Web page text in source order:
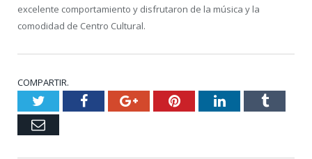
excelente comportamiento y disfrutaron de la música y la
comodidad de Centro Cultural.
COMPARTIR.
TwitterFacebookGoogle+PinterestLinkedInTumblr
Email